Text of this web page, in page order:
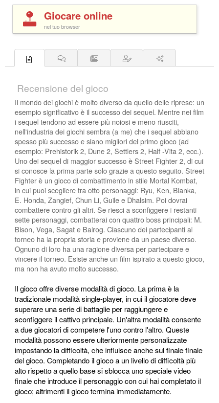
Giocare online
nel tuo browser
Recensione del gioco
Il mondo dei giochi è molto diverso da quello delle riprese: un
esempio significativo è il successo dei sequel. Mentre nei film
i sequel tendono ad essere più noiosi e meno riusciti,
nell'industria dei giochi sembra (a me) che i sequel abbiano
spesso più successo e siano migliori del primo gioco (ad
esempio: Prehistorik 2, Dune 2, Settlers 2, Half -Vita 2, ecc.).
Uno dei sequel di maggior successo è Street Fighter 2, di cui
si conosce la prima parte solo grazie a questo seguito. Street
Fighter è un gioco di combattimento in stile Mortal Kombat,
in cui puoi scegliere tra otto personaggi: Ryu, Ken, Blanka,
E. Honda, Zangief, Chun Li, Guile e Dhalsim. Poi dovrai
combattere contro gli altri. Se riesci a sconfiggere i restanti
sette personaggi, combatterai con quattro boss principali: M.
Bison, Vega, Sagat e Balrog. Ciascuno dei partecipanti al
torneo ha la propria storia e proviene da un paese diverso.
Ognuno di loro ha una ragione diversa per partecipare e
vincere il torneo. Esiste anche un film ispirato a questo gioco,
ma non ha avuto molto successo.
Il gioco offre diverse modalità di gioco. La prima è la
tradizionale modalità single-player, in cui il giocatore deve
superare una serie di battaglie per raggiungere e
sconfiggere il cattivo principale. Un'altra modalità consente
a due giocatori di competere l'uno contro l'altro. Queste
modalità possono essere ulteriormente personalizzate
impostando la difficoltà, che influisce anche sul finale finale
del gioco. Completando il gioco a un livello di difficoltà più
alto rispetto a quello base si sblocca uno speciale video
finale che introduce il personaggio con cui hai completato il
gioco; altrimenti il gioco termina immediatamente.